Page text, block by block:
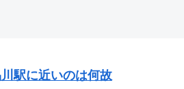
駅に近いのは何故